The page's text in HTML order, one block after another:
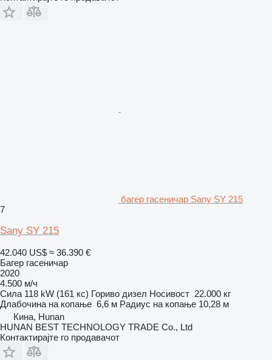
багер гасеничар Sany SY 215
7
Sany SY 215
42.040 US$ ≈ 36.390 €
Багер гасеничар
2020
4.500 м/ч
Сила 118 kW (161 кс) Гориво дизел Носивост 22.000 кг
Длабочина на копање 6,6 м Радиус на копање 10,28 м
Кина, Hunan
HUNAN BEST TECHNOLOGY TRADE Co., Ltd
Контактирајте го продавачот